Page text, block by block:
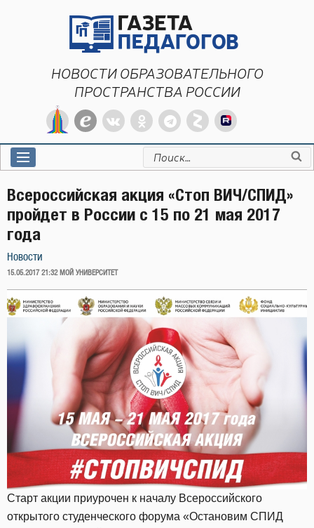
НОВОСТИ ОБРАЗОВАТЕЛЬНОГО
ПРОСТРАНСТВА РОССИИ
Искать:
Всероссийская акция «Стоп ВИЧ/СПИД»
пройдет в России с 15 по 21 мая 2017
года
Новости
ОПУБЛИКОВАНО
15.05.2017 21:32 МОЙ УНИВЕРСИТЕТ
Старт акции приурочен к началу Всероссийского
открытого студенческого форума «Остановим СПИД